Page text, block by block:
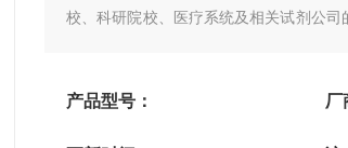
校、科研院校、医疗系统及相关试剂公司
产品型号： 厂